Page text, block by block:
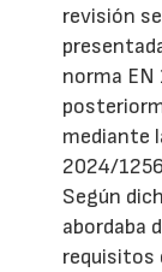
revisión
norma EN
mediante
2024/
Según
abordaba
requisitos